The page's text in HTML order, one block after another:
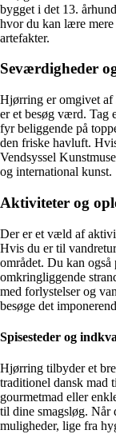
bygget i det 13.
hvor du kan lære
artefakter.
Seværdigheder
Hjørring er omgivet af
er et besøg værd. Tag
fyr beliggende på
den friske havluft.
Vendsyssel
og international kunst.
Aktiviteter og
Der er et væld af
Hvis du er til
området. Du kan
omkringliggende
med forlystelser og
besøge det
Spisesteder og
Hjørring tilbyder et
traditionel dansk mad
gourmetmad eller
til dine smagsløg. Når
muligheder, lige fra